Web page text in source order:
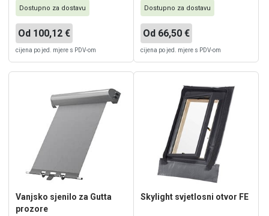
Dostupno za dostavu
Od 100,12 €
cijena po jed. mjere s PDV-om
Dostupno za dostavu
Od 66,50 €
cijena po jed. mjere s PDV-om
Vanjsko sjenilo za Gutta
prozore
Skylight svjetlosni otvor FE